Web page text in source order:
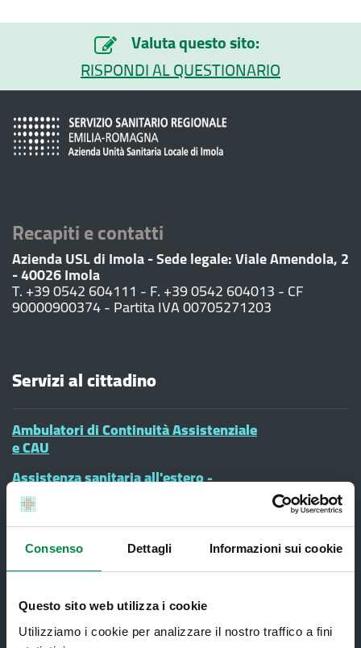
Consenso Dettagli Informazioni sui cookie
Questo sito web utilizza i cookie
Utilizziamo i cookie per analizzare il nostro traffico a fini
Valuta questo sito:
RISPONDI AL QUESTIONARIO
Recapiti e contatti
Azienda USL di Imola - Sede legale: Viale Amendola, 2
- 40026 Imola
T. +39 0542 604111 - F. +39 0542 604013 - CF
90000900374 - Partita IVA 00705271203
Servizi al cittadino
Ambulatori di Continuità Assistenziale
e CAU
Assistenza sanitaria all'estero -
Assistenza sanitaria transfrontaliera
Consultorio Familiare
Direzione Assistenza Farmaceutica
Lauree Professioni Sanitarie